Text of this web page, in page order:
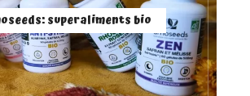
superaliments bio